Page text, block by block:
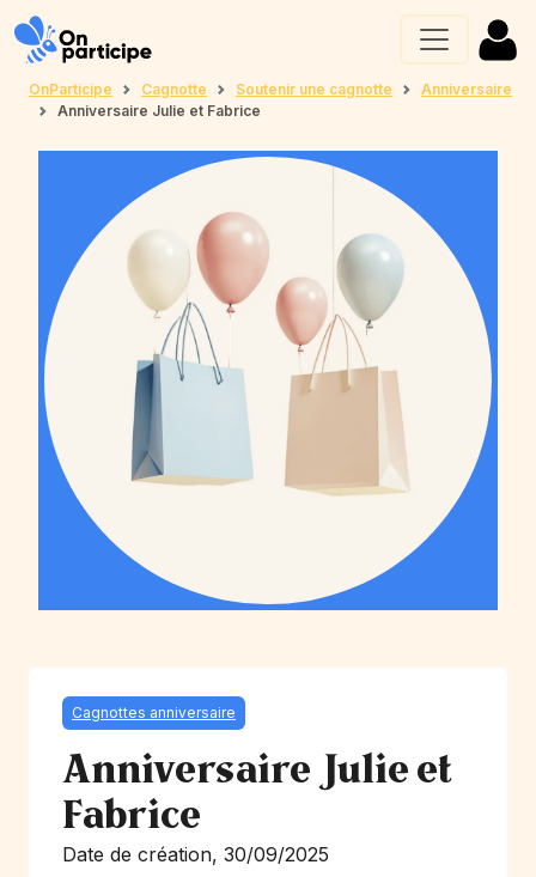
OnParticipe Cagnotte Soutenir une cagnotte
Anniversaire
Anniversaire Julie et Fabrice
Cagnottes anniversaire
Anniversaire Julie et
Fabrice
Date de création, 30/09/2025